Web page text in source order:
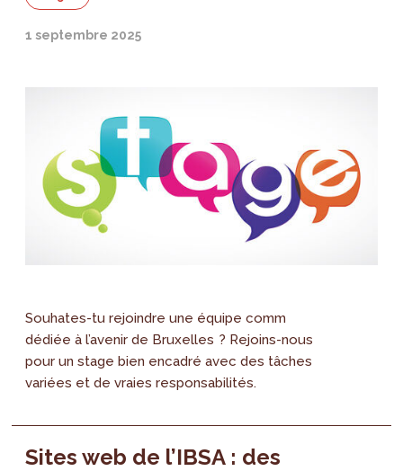
1 septembre 2025
Souhates-tu rejoindre une équipe comm
dédiée à l’avenir de Bruxelles ? Rejoins-nous
pour un stage bien encadré avec des tâches
variées et de vraies responsabilités.
Sites web de l’IBSA : des